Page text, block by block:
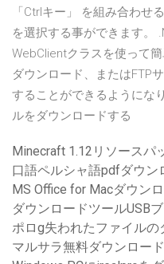
「Ctrlキー」 を組み合わせ
を選択する事ができます。
WebClientクラスを使って
ダウンロード、またはFTP
することができるようにな
ルをダウンロードする
Minecraft 1.12リソースパ
口語ペルシャ語pdfダウン
MS Office for Macダウン
ダウンロードツールUSB
ポロg失われたファイルの
マルサラ無料ダウンロード